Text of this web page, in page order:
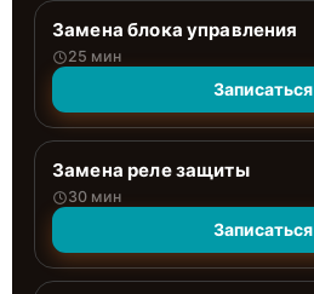
Замена блока управления
25 мин
Записаться
Замена реле защиты
30 мин
Записаться